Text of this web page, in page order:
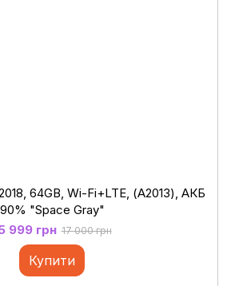
2018, 64GB, Wi-Fi+LTE, (А2013), АКБ
90% "Space Gray"
999 грн 17 000 грн
Купити